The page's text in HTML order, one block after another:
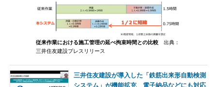
従来作業における施工管理の延べ拘束時間との比較 出典：
三井住友建設プレスリリース
三井住友建設が導入した「鉄筋出来形自動検測
システム」が機能拡充 電子納品などにも対応